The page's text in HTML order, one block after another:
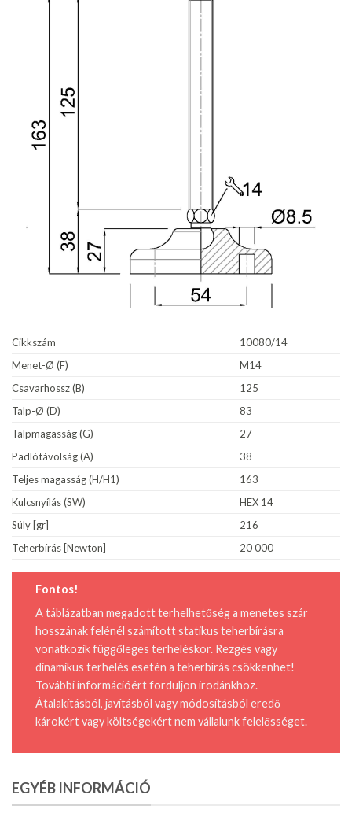
Cikkszám
10080/14
Menet-Ø (F)
M14
Csavarhossz (B)
125
Talp-Ø (D)
83
Talpmagasság (G)
27
Padlótávolság (A)
38
Teljes magasság (H/H1)
163
Kulcsnyílás (SW)
HEX 14
Súly [gr]
216
Teherbírás [Newton]
20 000
Fontos!
A táblázatban megadott terhelhetőség a menetes szár
hosszának felénél számított statikus teherbírásra
vonatkozik függőleges terheléskor. Rezgés vagy
dinamikus terhelés esetén a teherbírás csökkenhet!
További információért forduljon irodánkhoz.
Átalakításból, javításból vagy módosításból eredő
károkért vagy költségekért nem vállalunk felelősséget.
EGYÉB INFORMÁCIÓ